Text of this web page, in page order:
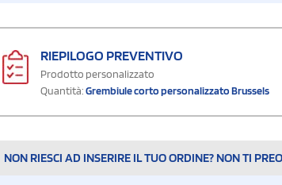
RIEPILOGO PREVENTIVO
Prodotto personalizzato
Quantità:Grembiule corto personalizzato Brussels
NON RIESCI AD INSERIRE IL TUO ORDINE? NON TI